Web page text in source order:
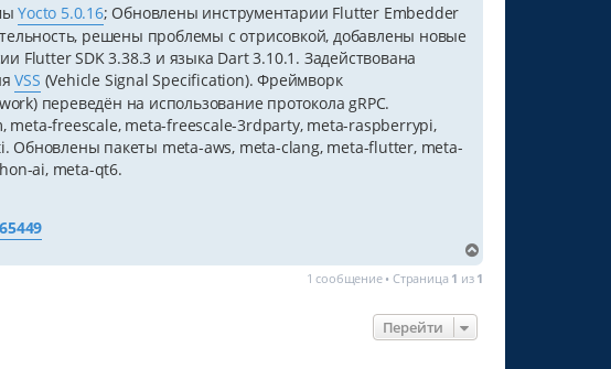
Yocto 5.0.16; Обновлены инструментарии Flutter Embedder
решены проблемы с отрисовкой, добавлены новые
Flutter SDK 3.38.3 и языка Dart 3.10.1. Задействована
VSS (Vehicle Signal Specification). Фреймворк
переведён на использование протокола gRPC.
meta-freescale, meta-freescale-3rdparty, meta-raspberrypi,
Обновлены пакеты meta-aws, meta-clang, meta-flutter, meta-
ai, meta-qt6.
1 сообщение • Страница 1 из 1
Перейти